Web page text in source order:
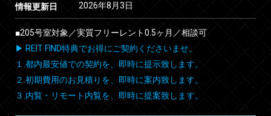
情報更新日 2026年8月3日
■205号室対象／実質フリーレント0.5ヶ月／相談可
▶ REIT FIND特典でお得にご契約くださいませ。
１.都内最安値での契約を、即時に提示致します。
２.初期費用のお見積りを、即時に案内致します。
３.内覧・リモート内覧を、即時に提案致します。